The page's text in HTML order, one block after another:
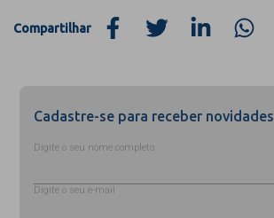
Compartilhar
Cadastre-se para receber novidades
Digite o seu nome completo
Digite o seu e-mail